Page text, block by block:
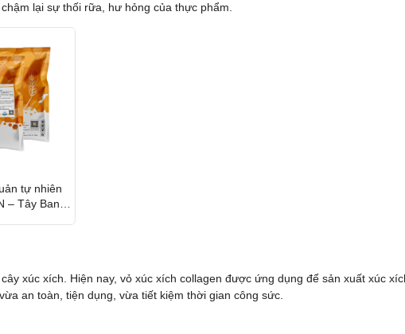
lại sự thối rữa, hư hỏng của thực phẩm.
tự nhiên
– Tây Ban
xúc xích. Hiện nay, vỏ xúc xích collagen được ứng dụng để sản xuất xúc
an toàn, tiện dụng, vừa tiết kiệm thời gian công sức.